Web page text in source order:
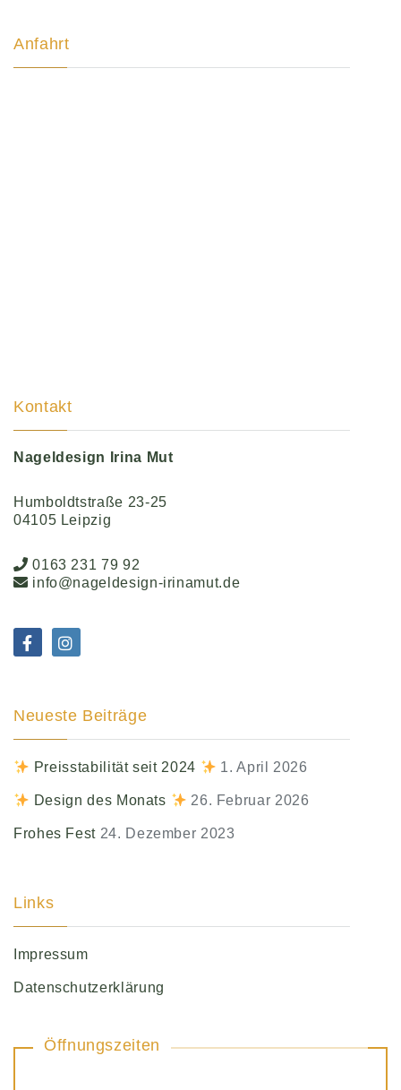
Anfahrt
Kontakt
Nageldesign Irina Mut
Humboldtstraße 23-25
04105 Leipzig
0163 231 79 92
info@nageldesign-irinamut.de
Neueste Beiträge
Preisstabilität seit 2024 1. April 2026
Design des Monats 26. Februar 2026
Frohes Fest 24. Dezember 2023
Links
Impressum
Datenschutzerklärung
Öffnungszeiten